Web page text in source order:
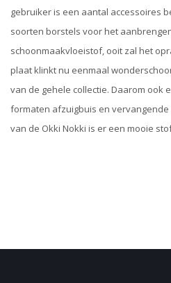
gebruiker is een aantal accessoires
soorten borstels voor het
schoonmaakvloeistof, ooit zal het
plaat klinkt nu eenmaal
van de gehele collectie. Daarom ook
formaten afzuigbuis en
van de Okki Nokki is er een mooie